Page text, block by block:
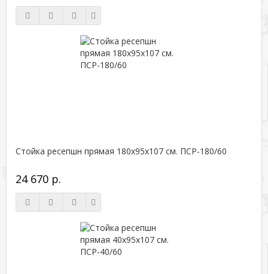
Стойка ресепшн прямая 180х95х107 см. ПСР-180/60
24 670 р.